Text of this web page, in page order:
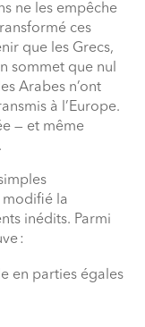
ne les empêche
ces
que les Grecs,
sommet que nul
Arabes n’ont
à l’Europe.
— et même
modifié la
inédits. Parmi
:
en parties égales